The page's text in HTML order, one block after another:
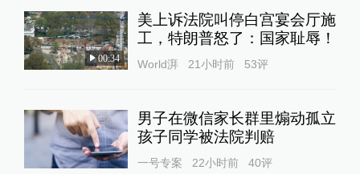
00:34
美上诉法院叫停白宫宴会厅施
工，特朗普怒了：国家耻辱！
World湃 21小时前 53评
男子在微信家长群里煽动孤立
孩子同学被法院判赔
一号专案 22小时前 40评